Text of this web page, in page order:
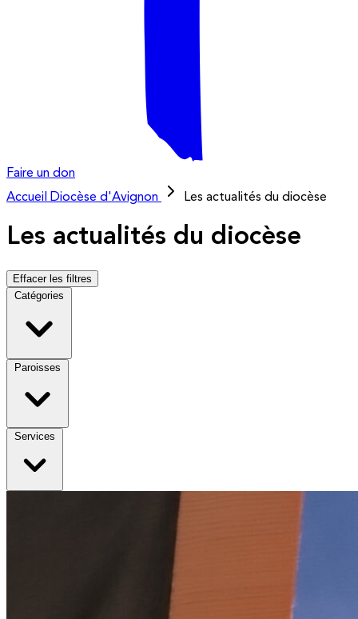
Faire un don
Accueil
Diocèse d'Avignon Les actualités du diocèse
Les actualités du diocèse
Effacer les filtres
Catégories
Paroisses
Services